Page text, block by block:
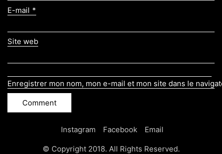
E-mail *
Site web
Enregistrer mon nom, mon e-mail et mon site dans le
Instagram Facebook Email
© Copyright 2018. All Rights Reserved.